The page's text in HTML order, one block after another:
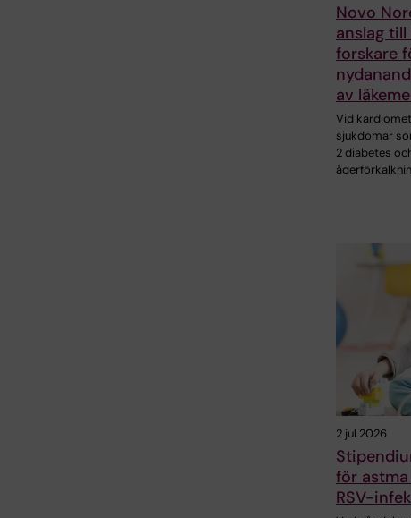
Novo
anslag till
forskare
av
Vid
sjukdomar
2 diabetes
2 jul 2026
för
RSV-